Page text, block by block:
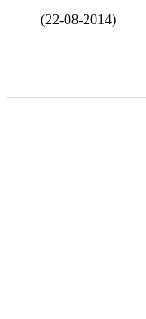
(22-08-2014)